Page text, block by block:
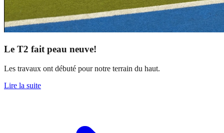
Le T2 fait peau neuve!
Les travaux ont débuté pour notre terrain du haut.
Lire la suite